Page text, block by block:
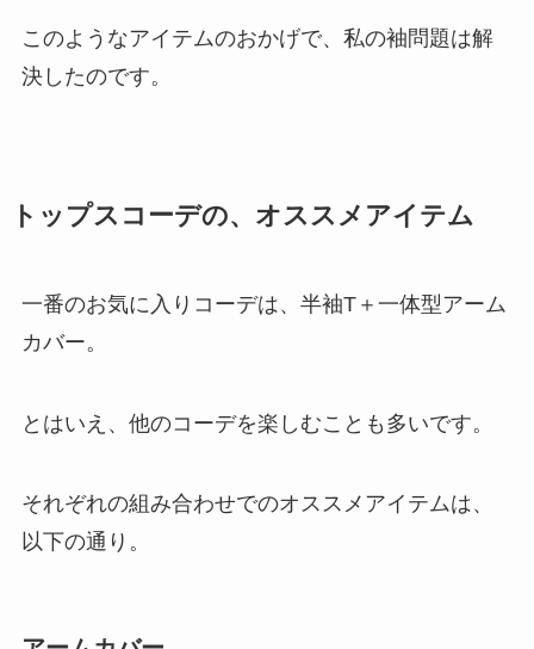
このようなアイテムのおかげで、私の袖問題は解
決したのです。
トップスコーデの、オススメアイテム
一番のお気に入りコーデは、半袖T＋一体型アーム
カバー。
とはいえ、他のコーデを楽しむことも多いです。
それぞれの組み合わせでのオススメアイテムは、
以下の通り。